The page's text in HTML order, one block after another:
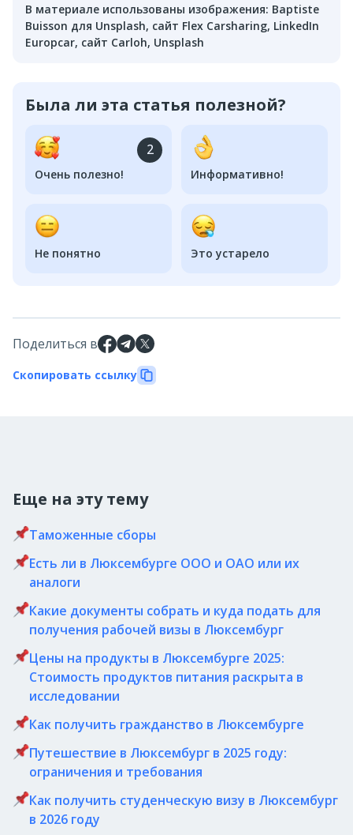
В материале использованы изображения: Baptiste
Buisson для Unsplash, сайт Flex Carsharing, LinkedIn
Europcar, сайт Carloh, Unsplash
Была ли эта статья полезной?
2
Очень полезно! Информативно!
Не понятно Это устарело
Поделиться в
Скопировать ссылку
Еще на эту тему
Таможенные сборы
Есть ли в Люксембурге ООО и ОАО или их
аналоги
Какие документы собрать и куда подать для
получения рабочей визы в Люксембург
Цены на продукты в Люксембурге 2025:
Стоимость продуктов питания раскрыта в
исследовании
Как получить гражданство в Люксембурге
Путешествие в Люксембург в 2025 году:
ограничения и требования
Как получить студенческую визу в Люксембург
в 2026 году